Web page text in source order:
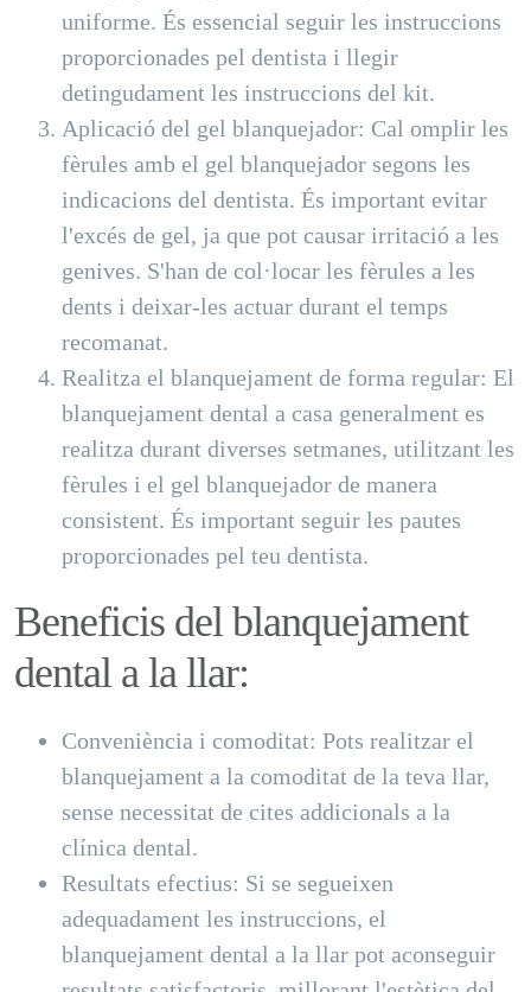
uniforme. És essencial seguir les instruccions
proporcionades pel dentista i llegir
detingudament les instruccions del kit.
Aplicació del gel blanquejador: Cal omplir les
fèrules amb el gel blanquejador segons les
indicacions del dentista. És important evitar
l'excés de gel, ja que pot causar irritació a les
genives. S'han de col·locar les fèrules a les
dents i deixar-les actuar durant el temps
recomanat.
Realitza el blanquejament de forma regular: El
blanquejament dental a casa generalment es
realitza durant diverses setmanes, utilitzant les
fèrules i el gel blanquejador de manera
consistent. És important seguir les pautes
proporcionades pel teu dentista.
Beneficis del blanquejament
dental a la llar:
Conveniència i comoditat: Pots realitzar el
blanquejament a la comoditat de la teva llar,
sense necessitat de cites addicionals a la
clínica dental.
Resultats efectius: Si se segueixen
adequadament les instruccions, el
blanquejament dental a la llar pot aconseguir